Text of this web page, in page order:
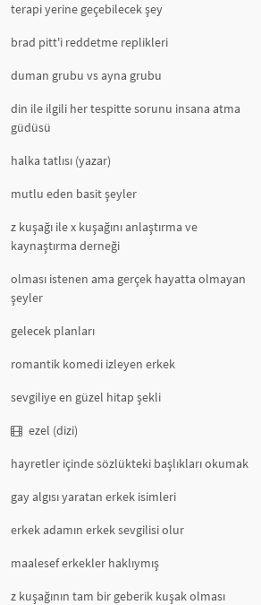
terapi yerine geçebilecek şey
brad pitt'i reddetme replikleri
duman grubu vs ayna grubu
din ile ilgili her tespitte sorunu insana atma
güdüsü
halka tatlısı (yazar)
mutlu eden basit şeyler
z kuşağı ile x kuşağını anlaştırma ve
kaynaştırma derneği
olması istenen ama gerçek hayatta olmayan
şeyler
gelecek planları
romantik komedi izleyen erkek
sevgiliye en güzel hitap şekli
ezel (dizi)
hayretler içinde sözlükteki başlıkları okumak
gay algısı yaratan erkek isimleri
erkek adamın erkek sevgilisi olur
maalesef erkekler haklıymış
z kuşağının tam bir geberik kuşak olması